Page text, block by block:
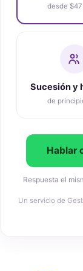
desde
Sucesión y
de
Hablar
Respuesta el
Un servicio de